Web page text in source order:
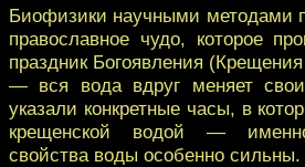
Биофизики научными методами
православное чудо, которое
праздник Богоявления
— вся вода вдруг меняет
указали конкретные часы, в
крещенской водой —
свойства воды особенно сильны.